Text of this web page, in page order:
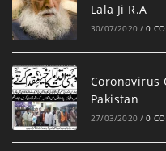
Lala Ji R.A
30/07/2020 / 0
Coronavirus
Pakistan
27/03/2020 / 0